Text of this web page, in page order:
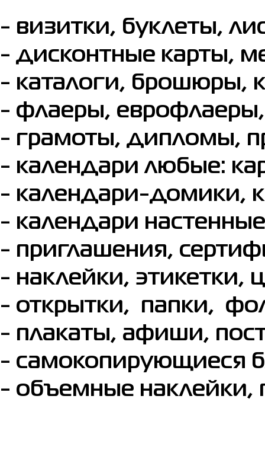
- визитки, буклеты,
- дисконтные карты,
- каталоги, брошюры,
- флаеры,
- грамоты, дипломы,
- календари любые:
- календари-домики,
- календари
- приглашения,
- наклейки, этикетки,
- открытки, папки,
- плакаты, афиши,
- самокопирующиеся
- объемные наклейки,